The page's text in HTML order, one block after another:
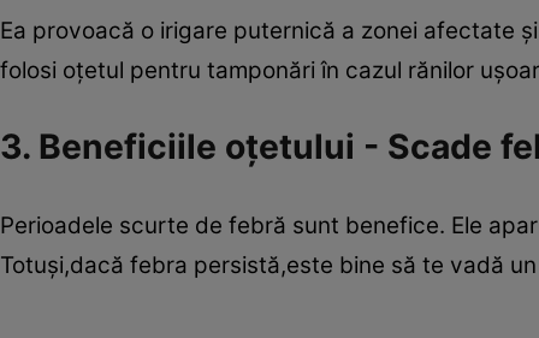
Ea provoacă o irigare puternică a zonei afectate
folosi oţetul pentru tamponări în cazul rănilor
3. Beneficiile oţetului - Scade
Perioadele scurte de febră sunt benefice. Ele
Totuşi,dacă febra persistă,este bine să te vadă